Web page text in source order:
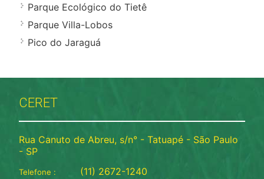
Parque Ecológico do Tietê
Parque Villa-Lobos
Pico do Jaraguá
CERET
Rua Canuto de Abreu, s/n° - Tatuapé - São Paulo
- SP
Telefone : (11) 2672-1240